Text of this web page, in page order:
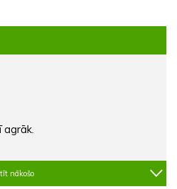
agrāk.
nākošo